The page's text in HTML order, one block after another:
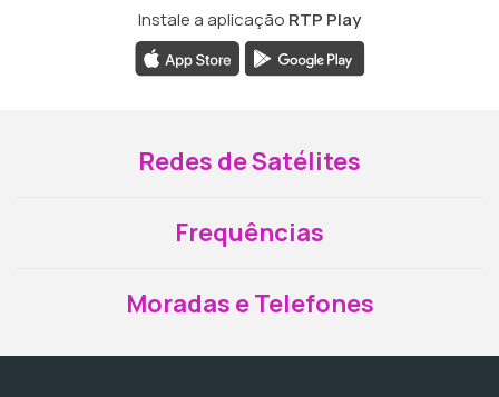
Instale a aplicação RTP Play
Redes de Satélites
Frequências
Moradas e Telefones